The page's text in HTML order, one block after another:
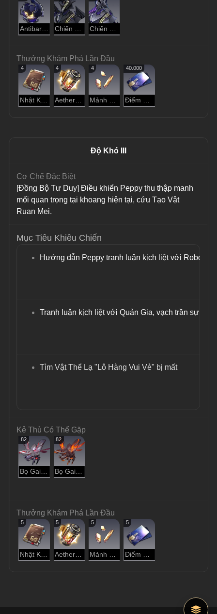
Antibaryon
Thưởng Khám Phá Lần Đầu
4
Nhật Ký Thám Hiểm
4
Aether Cô Đặc
4 40.000
Độ Khó III
Cơ Chế Đặc Biệt
[Đồng Bộ Tư Duy] Điều khiển Peppy thu thập manh
mối quan trọng tại khoang hiện tại, cứu Tạo Vật
Ruan Mei.
Mục Tiêu Khiêu Chiến
Hướng dẫn Peppy tranh luận kịch liệt với Robot
Tranh luận kịch liệt với Quản Gia, vạch trần sự giả
Tìm Vật Thể Lạ "Lô Hàng Vui Vẻ" bị mất
Kẻ Thù Có Thể Gặp
82
Bọ Gai Lớn
82
Bọ Gai Nhỏ
Thưởng Khám Phá Lần Đầu
5
Nhật Ký Thám Hiểm
5
Aether Cô Đặc
5 5